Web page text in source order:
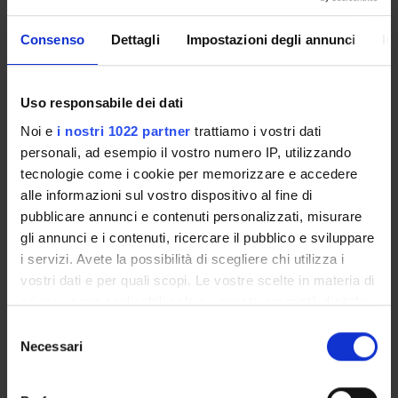
Consenso Dettagli Impostazioni degli annunci
Uso responsabile dei dati
Noi e i nostri 1022 partner trattiamo i vostri dati
personali, ad esempio il vostro numero IP, utilizzando
tecnologie come i cookie per memorizzare e accedere
alle informazioni sul vostro dispositivo al fine di
pubblicare annunci e contenuti personalizzati, misurare
gli annunci e i contenuti, ricercare il pubblico e sviluppare
i servizi. Avete la possibilità di scegliere chi utilizza i
vostri dati e per quali scopi. Le vostre scelte in materia di
privacy sono applicabili solo su questa proprietà digitale
modificare o revocare il proprio consenso in qualsiasi
momento dalla Dichiarazione sui cookie o facendo clic
delNecessari
TITLE
Convivenza di fatto e pensione di reversibilità: riflessioni a
Una nuova pronuncia di incostituzionalità della l. n. 104/
La dichiarazione di incostituzionalità della legge 104/1992 e
Le unioni omoaffettive nell'ordinamento italiano. Troppo
Prime riflessioni sulla nuova legge Cirinnà: unioni civili e
Recenti interventi normativi e giurisprudenziali in tema di
Maternità e lavoro nella prospettiva del diritto di famiglia: